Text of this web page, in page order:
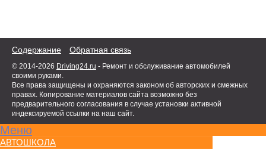
Содержание Обратная связь
© 2014-2026 Driving24.ru - Ремонт и обслуживание автомобилей
своими руками.
Все права защищены и охраняются законом об авторских и смежных
правах. Копирование материалов сайта возможно без
предварительного согласования в случае установки активной
индексируемой ссылки на наш сайт.
Меню
АВТОШКОЛА